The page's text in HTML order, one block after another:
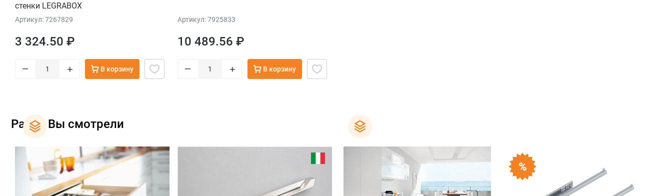
стенки LEGRABOX
Артикул: 7267829
3 324.50 ₽
– + В корзину
Артикул: 7925833
10 489.56 ₽
– + В корзину
Ранее Вы смотрели